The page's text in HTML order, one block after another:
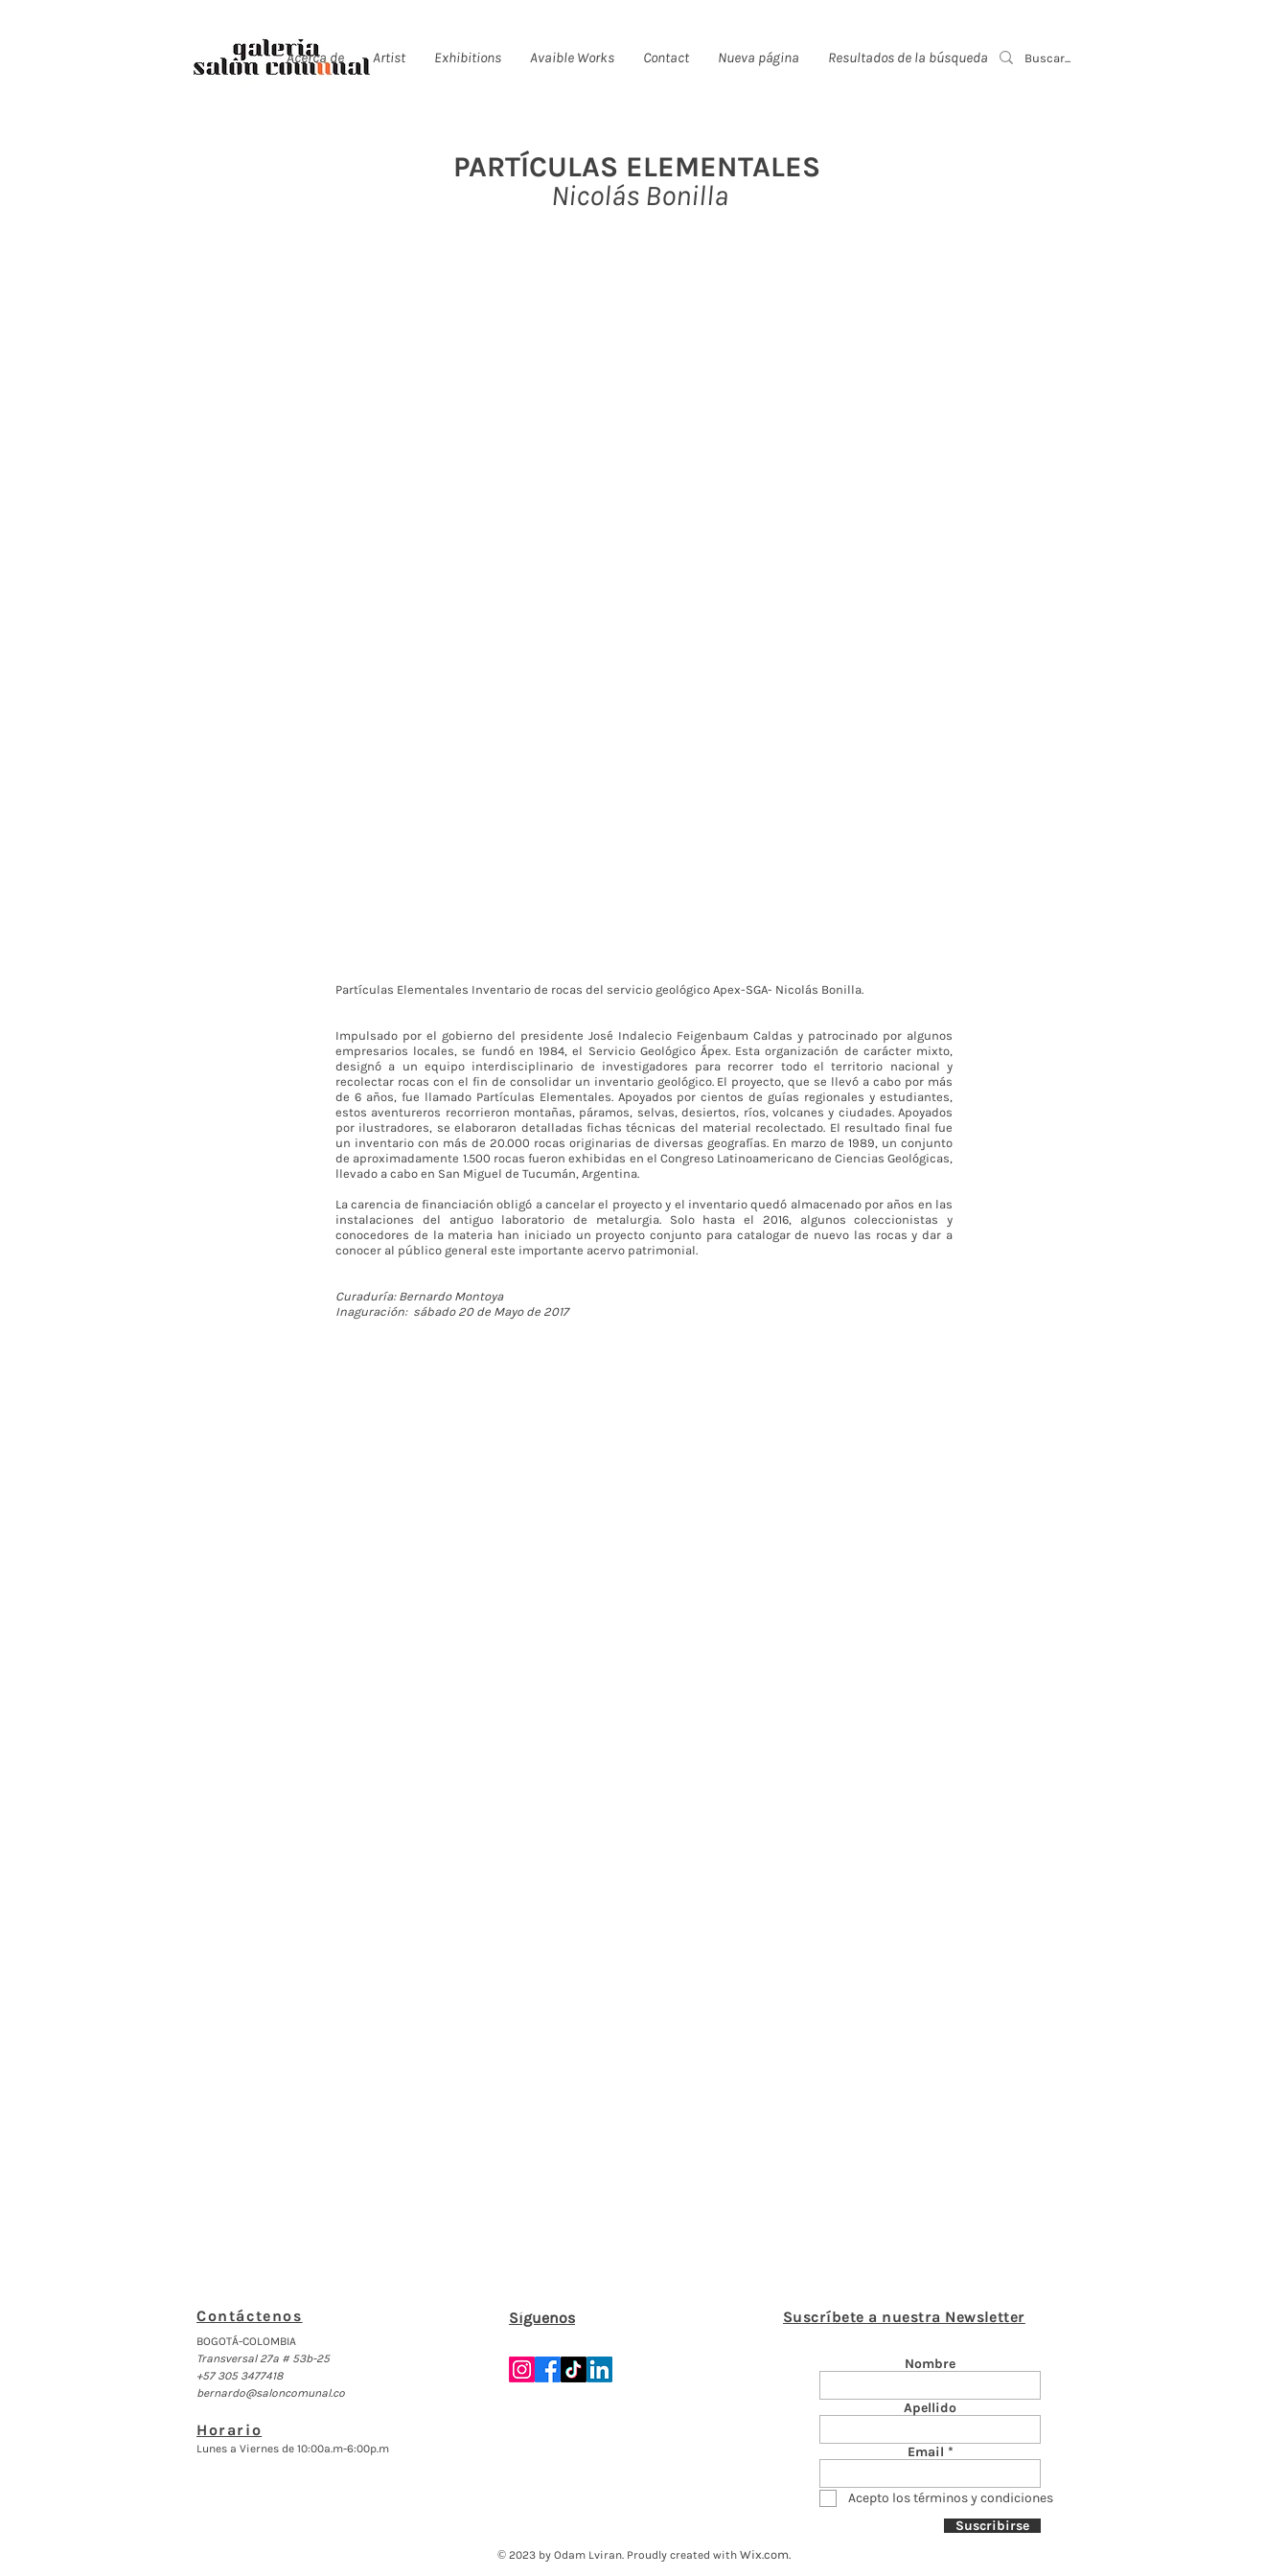
Acerca de Artist Exhibitions Avaible Works Contact Nueva página Resultados de la búsqueda Event List
PARTÍCULAS ELEMENTALES
Nicolás Bonilla
Partículas Elementales Inventario de rocas del servicio geológico Apex-SGA- Nicolás Bonilla.
Impulsado por el gobierno del presidente José Indalecio Feigenbaum Caldas y patrocinado por algunos
empresarios locales, se fundó en 1984, el Servicio Geológico Ápex. Esta organización de carácter mixto,
designó a un equipo interdisciplinario de investigadores para recorrer todo el territorio nacional y
recolectar rocas con el fin de consolidar un inventario geológico. El proyecto, que se llevó a cabo por más
de 6 años, fue llamado Partículas Elementales. Apoyados por cientos de guías regionales y estudiantes,
estos aventureros recorrieron montañas, páramos, selvas, desiertos, ríos, volcanes y ciudades. Apoyados
por ilustradores, se elaboraron detalladas fichas técnicas del material recolectado. El resultado final fue
un inventario con más de 20.000 rocas originarias de diversas geografías. En marzo de 1989, un conjunto
de aproximadamente 1.500 rocas fueron exhibidas en el Congreso Latinoamericano de Ciencias Geológicas,
llevado a cabo en San Miguel de Tucumán, Argentina.
La carencia de financiación obligó a cancelar el proyecto y el inventario quedó almacenado por años en las
instalaciones del antiguo laboratorio de metalurgia. Solo hasta el 2016, algunos coleccionistas y
conocedores de la materia han iniciado un proyecto conjunto para catalogar de nuevo las rocas y dar a
conocer al público general este importante acervo patrimonial.
Curaduría: Bernardo Montoya
Inaguración: sábado 20 de Mayo de 2017
Contáctenos
BOGOTÁ-COLOMBIA
Transversal 27a # 53b-25
+57 305 3477418
bernardo@saloncomunal.co
Horario
Lunes a Viernes de 10:00a.m-6:00p.m
Suscríbete a nuestra Newsletter
Nombre
Apellido
Email
Acepto los términos y condiciones
Suscribirse
Síguenos
© 2023 by Odam Lviran. Proudly created with Wix.com.